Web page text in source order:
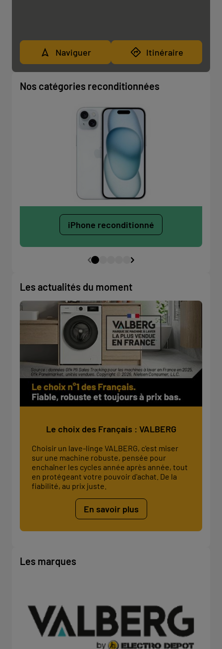
Naviguer Itinéraire
Nos catégories reconditionnées
iPhone reconditionné
Les actualités du moment
Le choix des Français : VALBERG
Choisir un lave-linge VALBERG, c'est miser
sur une machine robuste, pensée pour
enchaîner les cycles année après année, tout
en protégeant votre pouvoir d'achat. De la
fiabilité, au prix juste.
En savoir plus
Les marques